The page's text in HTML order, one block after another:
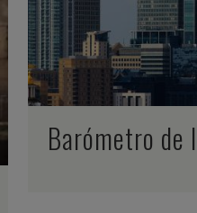
Barómetro de